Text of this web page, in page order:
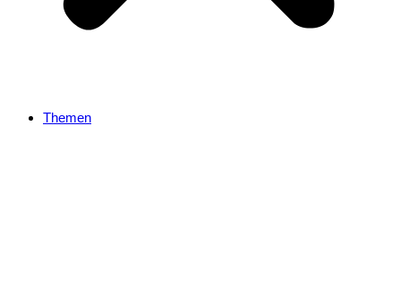
Themen